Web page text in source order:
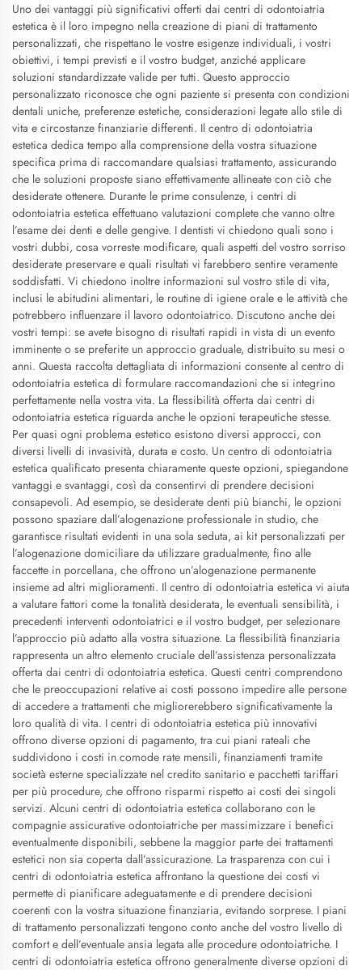
Uno dei vantaggi più significativi offerti dai centri di odontoiatria
estetica è il loro impegno nella creazione di piani di trattamento
personalizzati, che rispettano le vostre esigenze individuali, i vostri
obiettivi, i tempi previsti e il vostro budget, anziché applicare
soluzioni standardizzate valide per tutti. Questo approccio
personalizzato riconosce che ogni paziente si presenta con condizioni
dentali uniche, preferenze estetiche, considerazioni legate allo stile di
vita e circostanze finanziarie differenti. Il centro di odontoiatria
estetica dedica tempo alla comprensione della vostra situazione
specifica prima di raccomandare qualsiasi trattamento, assicurando
che le soluzioni proposte siano effettivamente allineate con ciò che
desiderate ottenere. Durante le prime consulenze, i centri di
odontoiatria estetica effettuano valutazioni complete che vanno oltre
l’esame dei denti e delle gengive. I dentisti vi chiedono quali sono i
vostri dubbi, cosa vorreste modificare, quali aspetti del vostro sorriso
desiderate preservare e quali risultati vi farebbero sentire veramente
soddisfatti. Vi chiedono inoltre informazioni sul vostro stile di vita,
inclusi le abitudini alimentari, le routine di igiene orale e le attività che
potrebbero influenzare il lavoro odontoiatrico. Discutono anche dei
vostri tempi: se avete bisogno di risultati rapidi in vista di un evento
imminente o se preferite un approccio graduale, distribuito su mesi o
anni. Questa raccolta dettagliata di informazioni consente al centro di
odontoiatria estetica di formulare raccomandazioni che si integrino
perfettamente nella vostra vita. La flessibilità offerta dai centri di
odontoiatria estetica riguarda anche le opzioni terapeutiche stesse.
Per quasi ogni problema estetico esistono diversi approcci, con
diversi livelli di invasività, durata e costo. Un centro di odontoiatria
estetica qualificato presenta chiaramente queste opzioni, spiegandone
vantaggi e svantaggi, così da consentirvi di prendere decisioni
consapevoli. Ad esempio, se desiderate denti più bianchi, le opzioni
possono spaziare dall’alogenazione professionale in studio, che
garantisce risultati evidenti in una sola seduta, ai kit personalizzati per
l’alogenazione domiciliare da utilizzare gradualmente, fino alle
faccette in porcellana, che offrono un’alogenazione permanente
insieme ad altri miglioramenti. Il centro di odontoiatria estetica vi aiuta
a valutare fattori come la tonalità desiderata, le eventuali sensibilità, i
precedenti interventi odontoiatrici e il vostro budget, per selezionare
l’approccio più adatto alla vostra situazione. La flessibilità finanziaria
rappresenta un altro elemento cruciale dell’assistenza personalizzata
offerta dai centri di odontoiatria estetica. Questi centri comprendono
che le preoccupazioni relative ai costi possono impedire alle persone
di accedere a trattamenti che migliorerebbero significativamente la
loro qualità di vita. I centri di odontoiatria estetica più innovativi
offrono diverse opzioni di pagamento, tra cui piani rateali che
suddividono i costi in comode rate mensili, finanziamenti tramite
società esterne specializzate nel credito sanitario e pacchetti tariffari
per più procedure, che offrono risparmi rispetto ai costi dei singoli
servizi. Alcuni centri di odontoiatria estetica collaborano con le
compagnie assicurative odontoiatriche per massimizzare i benefici
eventualmente disponibili, sebbene la maggior parte dei trattamenti
estetici non sia coperta dall’assicurazione. La trasparenza con cui i
centri di odontoiatria estetica affrontano la questione dei costi vi
permette di pianificare adeguatamente e di prendere decisioni
coerenti con la vostra situazione finanziaria, evitando sorprese. I piani
di trattamento personalizzati tengono conto anche del vostro livello di
comfort e dell’eventuale ansia legata alle procedure odontoiatriche. I
centri di odontoiatria estetica offrono generalmente diverse opzioni di